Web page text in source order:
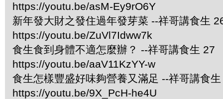
https://youtu.be/asM-Ey9rO6Y
新年發大財之發住過年發芽菜 --祥哥講食生
https://youtu.be/ZuVl7Idww7k
食生食到身體不適怎麼辦？ --祥哥講食生 27
https://youtu.be/aaV11KzYY-w
食生怎樣豐盛好味夠營養又滿足 --祥哥講食
https://youtu.be/9X_PcH-he4U